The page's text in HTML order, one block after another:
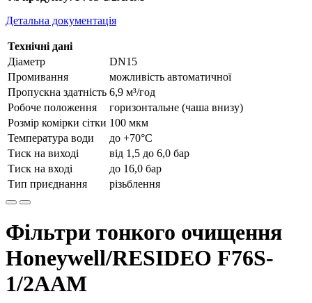
Детальна документація
Технічні дані
Діаметр
DN15
Промивання
можливість автоматичної
Пропускна здатність 6,9 м³/год
Робоче положення
горизонтальне (чаша внизу)
Розмір комірки сітки 100 мкм
Температура води
до +70°C
Тиск на виході
від 1,5 до 6,0 бар
Тиск на вході
до 16,0 бар
Тип приєднання
різьблення
Фільтри тонкого очищення
Honeywell/RESIDEO F76S-
1/2AAM